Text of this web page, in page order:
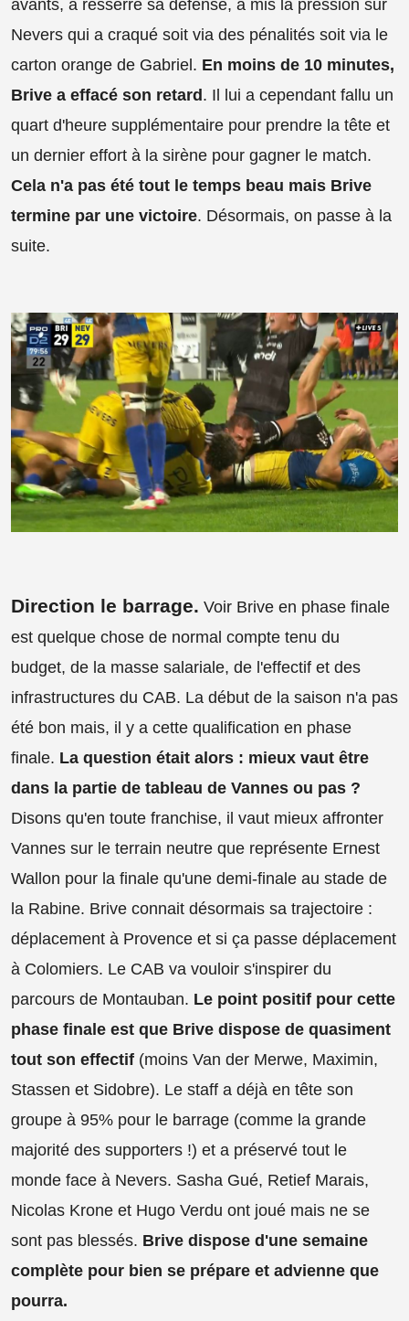
avants, a resserré sa défense, a mis la pression sur
Nevers qui a craqué soit via des pénalités soit via le
carton orange de Gabriel. En moins de 10 minutes,
Brive a effacé son retard. Il lui a cependant fallu un
quart d'heure supplémentaire pour prendre la tête et
un dernier effort à la sirène pour gagner le match.
Cela n'a pas été tout le temps beau mais Brive
termine par une victoire. Désormais, on passe à la
suite.
Direction le barrage. Voir Brive en phase finale
est quelque chose de normal compte tenu du
budget, de la masse salariale, de l'effectif et des
infrastructures du CAB. La début de la saison n'a pas
été bon mais, il y a cette qualification en phase
finale. La question était alors : mieux vaut être
dans la partie de tableau de Vannes ou pas ?
Disons qu'en toute franchise, il vaut mieux affronter
Vannes sur le terrain neutre que représente Ernest
Wallon pour la finale qu'une demi-finale au stade de
la Rabine. Brive connait désormais sa trajectoire :
déplacement à Provence et si ça passe déplacement
à Colomiers. Le CAB va vouloir s'inspirer du
parcours de Montauban. Le point positif pour cette
phase finale est que Brive dispose de quasiment
tout son effectif (moins Van der Merwe, Maximin,
Stassen et Sidobre). Le staff a déjà en tête son
groupe à 95% pour le barrage (comme la grande
majorité des supporters !) et a préservé tout le
monde face à Nevers. Sasha Gué, Retief Marais,
Nicolas Krone et Hugo Verdu ont joué mais ne se
sont pas blessés. Brive dispose d'une semaine
complète pour bien se prépare et advienne que
pourra.